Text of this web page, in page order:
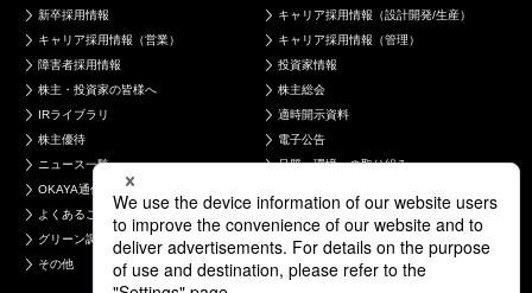
新卒採用情報
キャリア採用情報（設計開発/生産）
キャリア採用情報（営業）
キャリア採用情報（管理）
障害者採用情報
投資家情報
株主・投資家の皆様へ
株主総会
IRライブラリ
適時開示資料
株主優待
電子公告
ニュース一覧
品質・環境への取り組み
OKAYA通信
よくあるご質問
グリーン調達について
採用について
その他